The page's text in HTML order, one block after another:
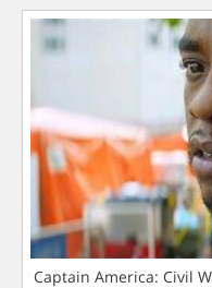
Captain America: Civil